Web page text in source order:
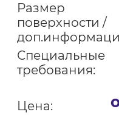
Размер
поверхности /
Специальные
требования:
Цена: